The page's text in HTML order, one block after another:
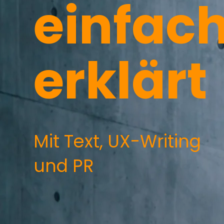
erklärt
Mit Text, UX-Writing
und PR